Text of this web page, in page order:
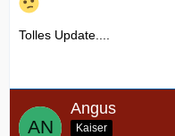
Tolles Update....
Angus
Kaiser